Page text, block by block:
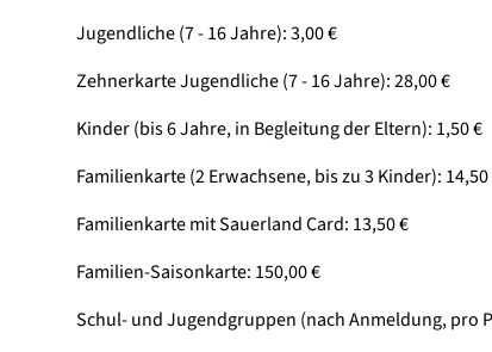
Jugendliche (7 - 16 Jahre): 3,00 €
Zehnerkarte Jugendliche (7 - 16 Jahre): 28,00 €
Kinder (bis 6 Jahre, in Begleitung der Eltern): 1,50 €
Familienkarte (2 Erwachsene, bis zu 3 Kinder): 14,50
Familienkarte mit Sauerland Card: 13,50 €
Familien-Saisonkarte: 150,00 €
Schul- und Jugendgruppen (nach Anmeldung, pro